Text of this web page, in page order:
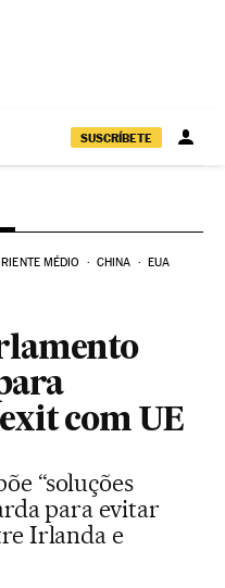
SUSCRÍBETE
MÉDIO CHINA EUA
com UE
“soluções
para evitar
Irlanda e